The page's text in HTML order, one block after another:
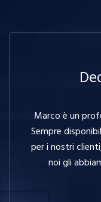
Marco è un
Sempre
per i nostri
noi gli